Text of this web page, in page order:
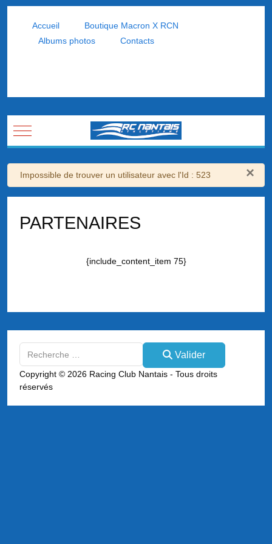
Accueil
Boutique Macron X RCN
Albums photos
Contacts
Mobile Menu Toggle
×
Avertissement
Impossible de trouver un utilisateur avec l'Id : 523
PARTENAIRES
{include_content_item 75}
Type 2 or more characters for results.
Valider
Copyright © 2026 Racing Club Nantais - Tous droits
réservés